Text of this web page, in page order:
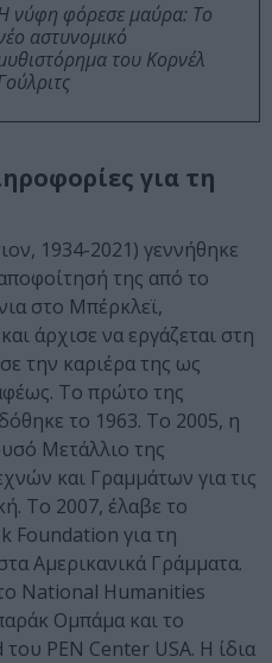
νύφη φόρεσε μαύρα: Το
αστυνομικό
του Κορνέλ
για τη
1934-2021) γεννήθηκε
της από το
στο Μπέρκλεϊ,
άρχισε να εργάζεται στη
την καριέρα της ως
Το πρώτο της
το 1963. Το 2005, η
Μετάλλιο της
και Γραμμάτων για τις
Το 2007, έλαβε το
Foundation για τη
Αμερικανικά Γράμματα.
National Humanities
Ομπάμα και το
PEN Center USA. Η ίδια